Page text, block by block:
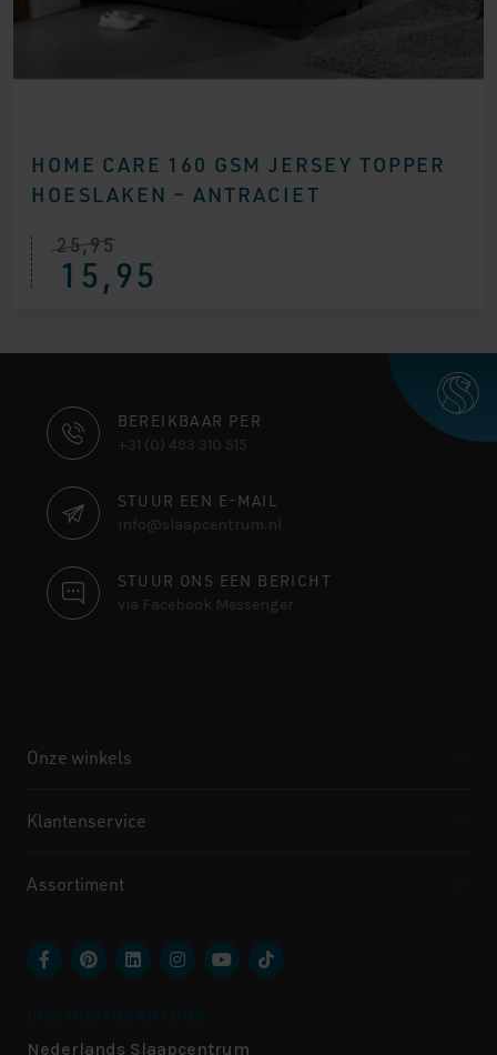
HOME CARE 160 GSM JERSEY TOPPER
HOESLAKEN – ANTRACIET
25,95
15,95
CONTACT
INFORMATIE
BEREIKBAAR PER
+31 (0) 493 310 515
STUUR EEN E-MAIL
info@slaapcentrum.nl
STUUR ONS EEN BERICHT
via Facebook Messenger
Onze winkels
Klantenservice
Assortiment
Nederlands Slaapcentrum